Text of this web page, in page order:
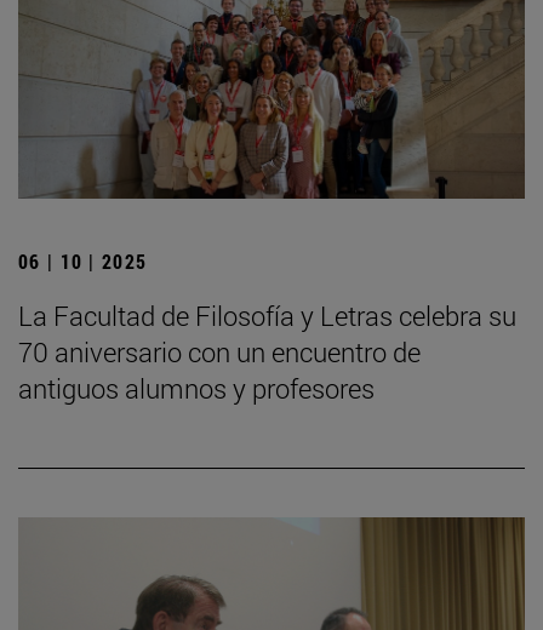
06 | 10 | 2025
La Facultad de Filosofía y Letras celebra su
70 aniversario con un encuentro de
antiguos alumnos y profesores